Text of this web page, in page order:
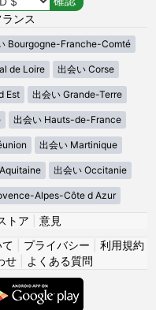
ンス
Bourgogne-Franche-Comté
de Loire 出会い Corse
Est 出会い Grande-Terre
出会い Hauts-de-France
出会い Martinique
出会い Occitanie
Alpes-Côte d Azur
トア
意見
プライバシー
利用規約
せ| よくある質問